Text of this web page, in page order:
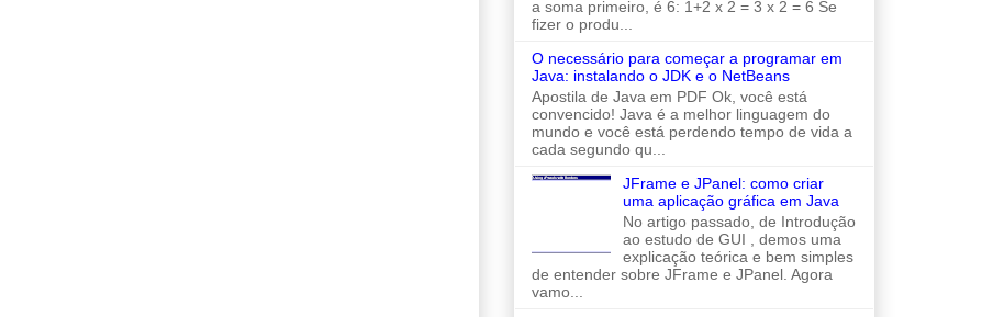
a soma primeiro, é 6: 1+2 x 2 = 3 x 2 = 6 Se
fizer o produ...
O necessário para começar a programar em
Java: instalando o JDK e o NetBeans
Apostila de Java em PDF Ok, você está
convencido! Java é a melhor linguagem do
mundo e você está perdendo tempo de vida a
cada segundo qu...
JFrame e JPanel: como criar
uma aplicação gráfica em Java
No artigo passado, de Introdução
ao estudo de GUI , demos uma
explicação teórica e bem simples
de entender sobre JFrame e JPanel. Agora
vamo...